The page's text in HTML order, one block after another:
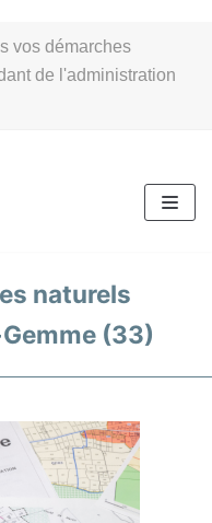
vos démarches
de l'administration
naturels
(33)